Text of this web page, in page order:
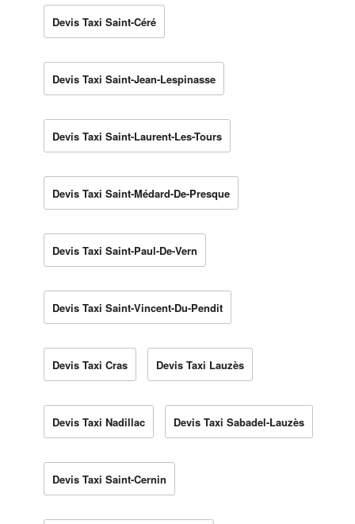
Devis Taxi Saint-Céré
Devis Taxi Saint-Jean-Lespinasse
Devis Taxi Saint-Laurent-Les-Tours
Devis Taxi Saint-Médard-De-Presque
Devis Taxi Saint-Paul-De-Vern
Devis Taxi Saint-Vincent-Du-Pendit
Devis Taxi Cras Devis Taxi Lauzès
Devis Taxi Nadillac Devis Taxi Sabadel-Lauzès
Devis Taxi Saint-Cernin